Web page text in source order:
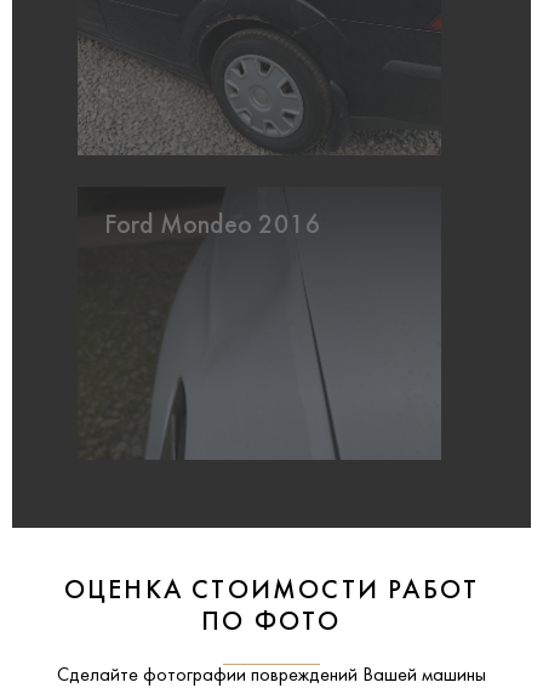
Ford Mondeo 2016
ОЦЕНКА СТОИМОСТИ РАБОТ
ПО ФОТО
Сделайте фотографии повреждений Вашей машины